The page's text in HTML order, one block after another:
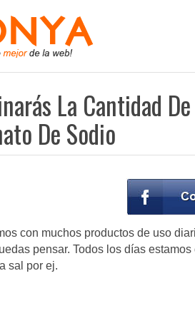
La Cantidad
De Sodio
con muchos productos de uso
pensar. Todos los días
sal por ej.